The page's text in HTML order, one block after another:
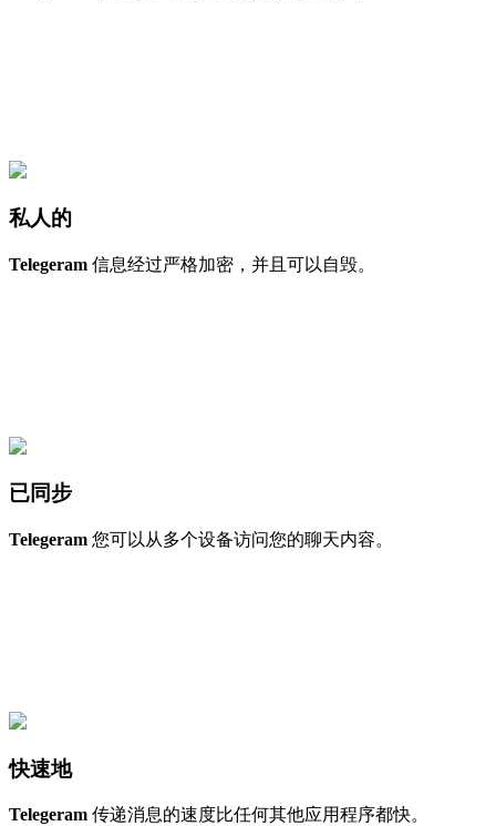
私人的
Telegeram 信息经过严格加密，并且可以自毁。
已同步
Telegeram 您可以从多个设备访问您的聊天内容。
快速地
Telegeram 传递消息的速度比任何其他应用程序都快。